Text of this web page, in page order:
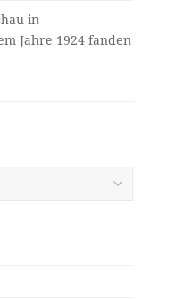
in
Jahre 1924 fanden